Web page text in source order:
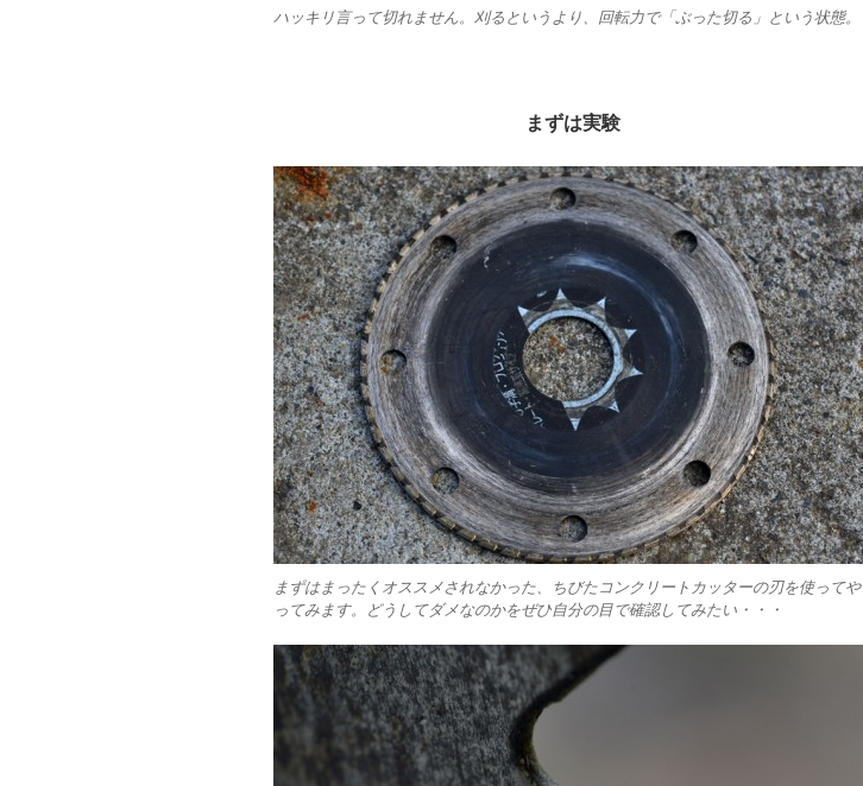
ハッキリ言って切れません。刈るというより、回転力で「ぶった切る」という状態。
まずは実験
まずはまったくオススメされなかった、ちびたコンクリートカッターの刃を使ってや
ってみます。どうしてダメなのかをぜひ自分の目で確認してみたい・・・